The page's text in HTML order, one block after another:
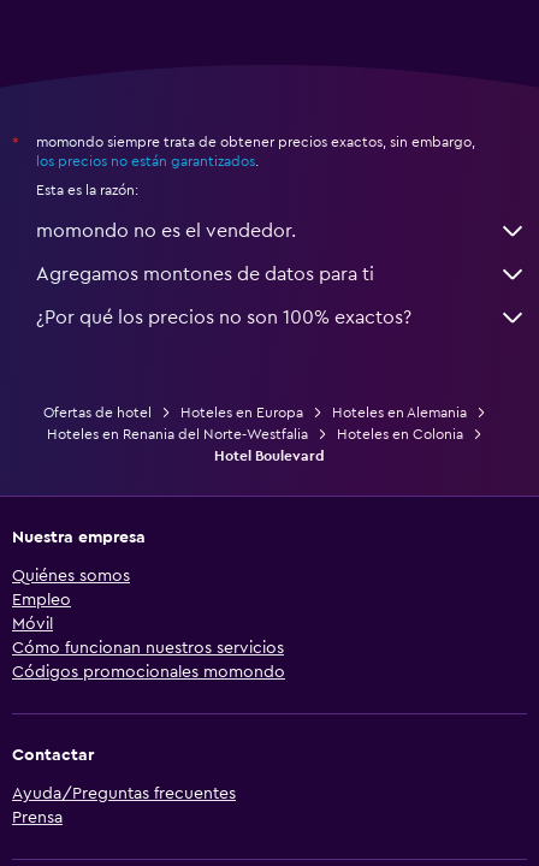
*
momondo siempre trata de obtener precios exactos, sin embargo,
los precios no están garantizados
Esta es la razón:
momondo no es el vendedor.
Agregamos montones de datos para ti
¿Por qué los precios no son 100% exactos?
Ofertas de hotel Hoteles en Europa
Hoteles en Alemania
Hoteles en Renania del Norte-Westfalia
Hoteles en Colonia
Hotel Boulevard
Nuestra empresa
Quiénes somos
Empleo
Móvil
Cómo funcionan nuestros servicios
Códigos promocionales momondo
Contactar
Ayuda/Preguntas frecuentes
Prensa